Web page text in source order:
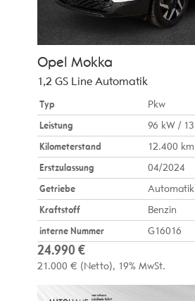
Opel Mokka
1,2 GS Line Automatik
Typ
Pkw
Leistung
96 kW /
Kilometerstand
12.400 km
Erstzulassung
04/2024
Getriebe
Automatik
Kraftstoff
Benzin
interne Nummer
G16016
24.990 €
21.000 € (Netto) 19% MwSt.